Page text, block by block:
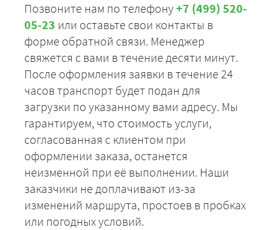
Позвоните нам по телефону+7 (499) 520-
05-23 или оставьте свои контакты в
форме обратной связи. Менеджер
свяжется с вами в течение десяти минут.
После оформления заявки в течение 24
часов транспорт будет подан для
загрузки по указанному вами адресу. Мы
гарантируем, что стоимость услуги,
согласованная с клиентом при
оформлении заказа, останется
неизменной при её выполнении. Наши
заказчики не доплачивают из-за
изменений маршрута, простоев в пробках
или погодных условий.